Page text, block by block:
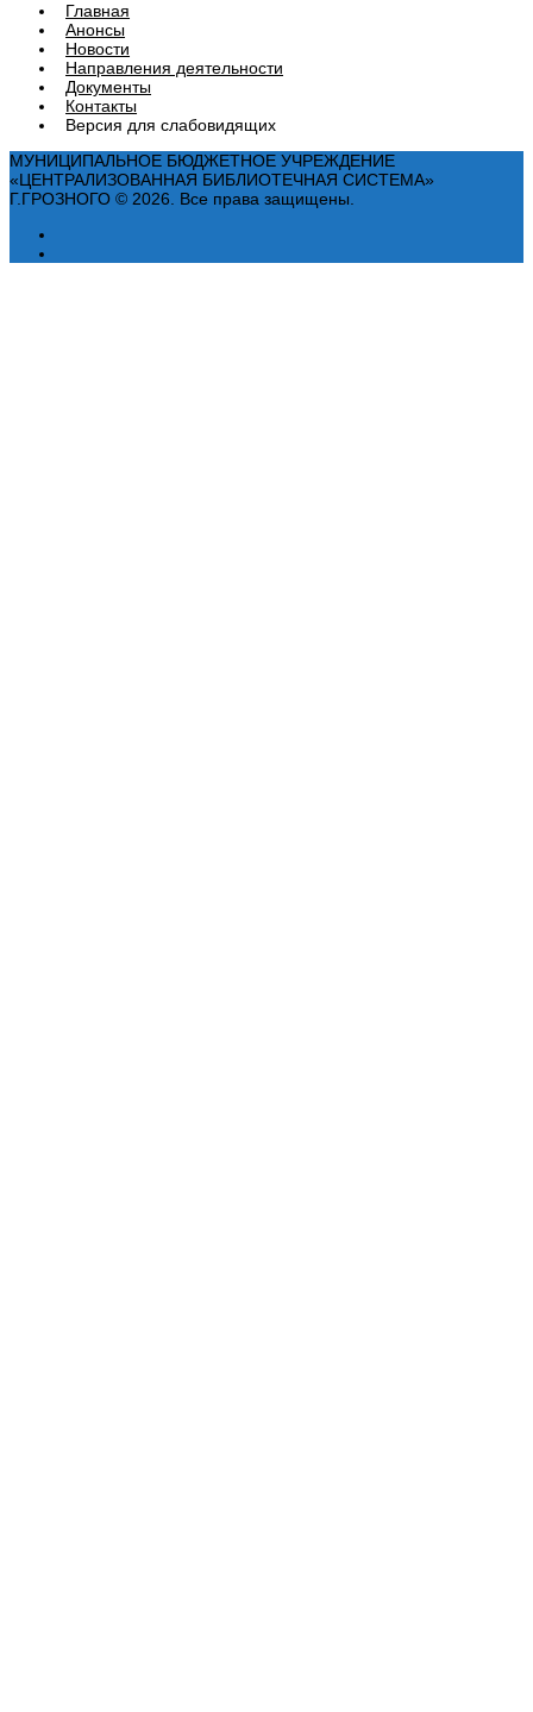
Главная
Анонсы
Новости
Направления деятельности
Документы
Контакты
Версия для слабовидящих
МУНИЦИПАЛЬНОЕ БЮДЖЕТНОЕ УЧРЕЖДЕНИЕ
«ЦЕНТРАЛИЗОВАННАЯ БИБЛИОТЕЧНАЯ СИСТЕМА»
Г.ГРОЗНОГО © 2026. Все права защищены.